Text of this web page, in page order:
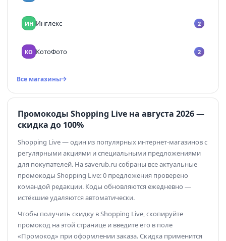
ИН Инглекс 2
КО КотоФото 2
Все магазины
Промокоды Shopping Live на августа 2026 —
скидка до 100%
Shopping Live — один из популярных интернет-магазинов с
регулярными акциями и специальными предложениями
для покупателей. На saverub.ru собраны все актуальные
промокоды Shopping Live: 0 предложения проверено
командой редакции. Коды обновляются ежедневно —
истёкшие удаляются автоматически.
Чтобы получить скидку в Shopping Live, скопируйте
промокод на этой странице и введите его в поле
«Промокод» при оформлении заказа. Скидка применится